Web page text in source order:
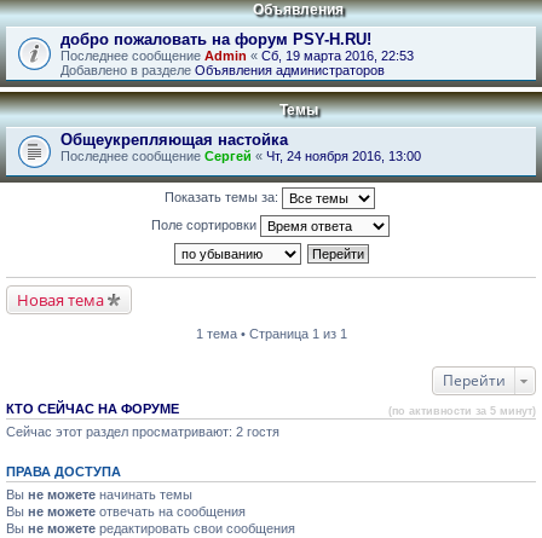
Объявления
добро пожаловать на форум PSY-H.RU!
Последнее сообщение Admin « Сб, 19 марта 2016, 22:53
Добавлено в разделе Объявления администраторов
Темы
Общеукрепляющая настойка
Последнее сообщение Сергей « Чт, 24 ноября 2016, 13:00
Показать темы за:
Поле сортировки
Новая тема
1 тема • Страница 1 из 1
Перейти
КТО СЕЙЧАС НА ФОРУМЕ (по активности за 5 минут)
Сейчас этот раздел просматривают: 2 гостя
ПРАВА ДОСТУПА
Вы не можете начинать темы
Вы не можете отвечать на сообщения
Вы не можете редактировать свои сообщения